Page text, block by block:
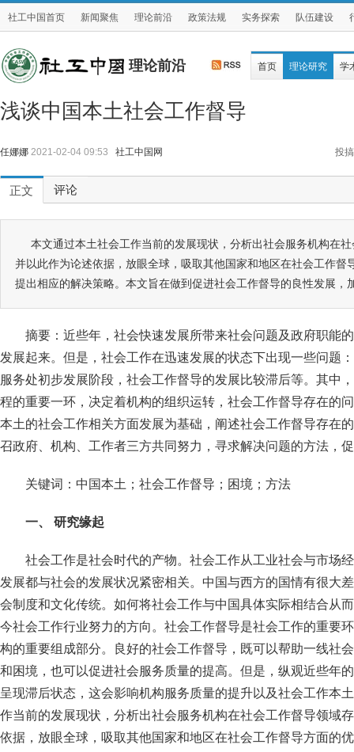
社工中国首页 新闻聚焦 理论前沿 政策法规 实务探索 队伍建设
理论前沿 首页 理论研究 学
浅谈中国本土社会工作督导
任娜娜 2021-02-04 09:53 社工中国网 投搞
正文 评论
本文通过本土社会工作当前的发展现状，分析出社会服务机构在
并以此作为论述依据，放眼全球，吸取其他国家和地区在社会工作督
提出相应的解决策略。本文旨在做到促进社会工作督导的良性发展，
摘要：近些年，社会快速发展所带来社会问题及政府职能
发展起来。但是，社会工作在迅速发展的状态下出现一些问题
服务处初步发展阶段，社会工作督导的发展比较滞后等。其中
程的重要一环，决定着机构的组织运转，社会工作督导存在的
本土的社会工作相关方面发展为基础，阐述社会工作督导存在
召政府、机构、工作者三方共同努力，寻求解决问题的方法，
关键词：中国本土；社会工作督导；困境；方法
一、 研究缘起
社会工作是社会时代的产物。社会工作从工业社会与市场
发展都与社会的发展状况紧密相关。中国与西方的国情有很大
会制度和文化传统。如何将社会工作与中国具体实际相结合从
今社会工作行业努力的方向。社会工作督导是社会工作的重要
构的重要组成部分。良好的社会工作督导，既可以帮助一线社
和困境，也可以促进社会服务质量的提高。但是，纵观近些年
呈现滞后状态，这会影响机构服务质量的提升以及社会工作本
作当前的发展现状，分析出社会服务机构在社会工作督导领域
依据，放眼全球，吸取其他国家和地区在社会工作督导方面的